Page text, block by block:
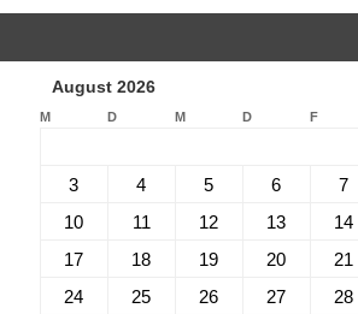
August 2026
M D M D F
3
4 5 6 7
10
11 12 13 14
17
18 19 20 21
24
25 26 27 28